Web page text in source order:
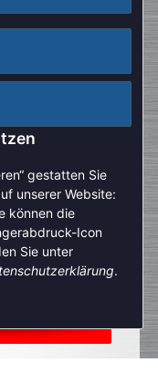
gestatten Sie
unserer Website:
können die
Icon
Sie unter
.
zu verlängerten
Sie außerdem,
Dank für Ihre